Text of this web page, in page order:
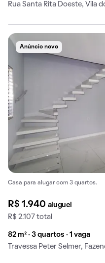
Rua Santa Rita Doeste, Vila
Anúncio novo
Casa para alugar com 3 quartos.
R$ 1.940 aluguel
R$ 2.107 total
82 m² · 3 quartos · 1 vaga
Travessa Peter Selmer,